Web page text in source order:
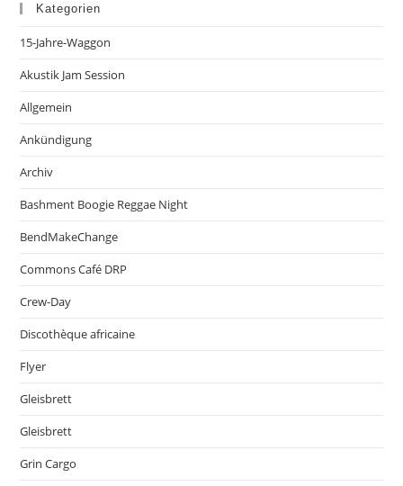
Kategorien
15-Jahre-Waggon
Akustik Jam Session
Allgemein
Ankündigung
Archiv
Bashment Boogie Reggae Night
BendMakeChange
Commons Café DRP
Crew-Day
Discothèque africaine
Flyer
Gleisbrett
Gleisbrett
Grin Cargo